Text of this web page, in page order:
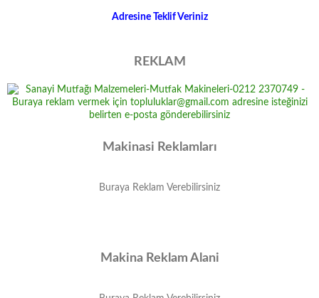
Adresine Teklif Veriniz
REKLAM
Makinasi Reklamları
Buraya Reklam Verebilirsiniz
Makina Reklam Alani